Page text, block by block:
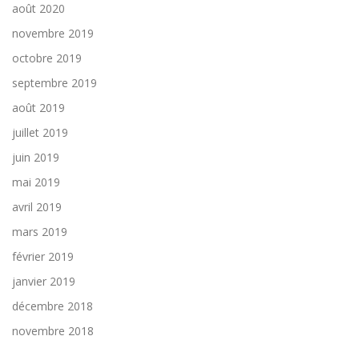
août 2020
novembre 2019
octobre 2019
septembre 2019
août 2019
juillet 2019
juin 2019
mai 2019
avril 2019
mars 2019
février 2019
janvier 2019
décembre 2018
novembre 2018